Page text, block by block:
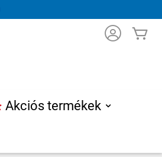
Akciós termékek